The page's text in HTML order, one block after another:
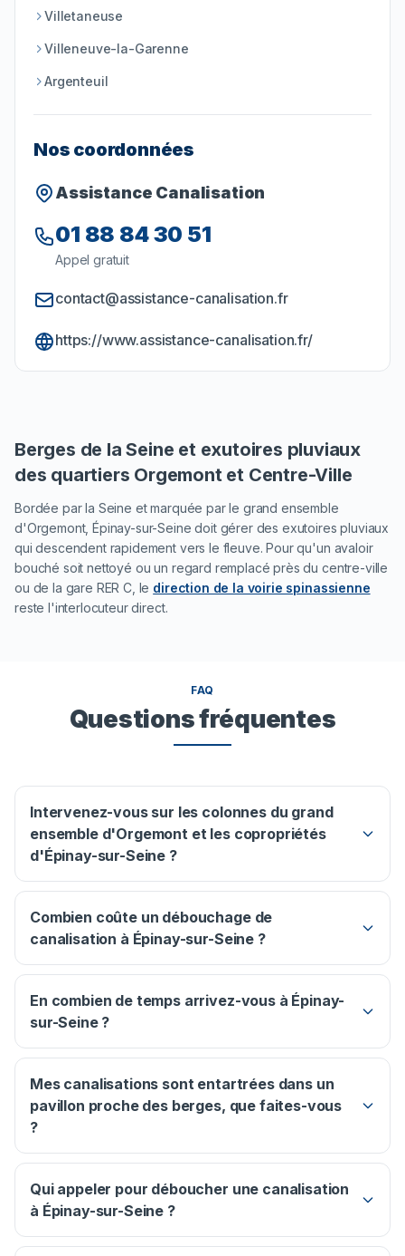
Villetaneuse
Villeneuve-la-Garenne
Argenteuil
Nos coordonnées
Assistance Canalisation
01 88 84 30 51
Appel gratuit
contact@assistance-canalisation.fr
https://www.assistance-canalisation.fr/
Berges de la Seine et exutoires pluviaux
des quartiers Orgemont et Centre-Ville
Bordée par la Seine et marquée par le grand ensemble
d'Orgemont, Épinay-sur-Seine doit gérer des exutoires pluviaux
qui descendent rapidement vers le fleuve. Pour qu'un avaloir
bouché soit nettoyé ou un regard remplacé près du centre-ville
ou de la gare RER C, le direction de la voirie spinassienne
reste l'interlocuteur direct.
FAQ
Questions fréquentes
Intervenez-vous sur les colonnes du grand
ensemble d'Orgemont et les copropriétés
d'Épinay-sur-Seine ?
Combien coûte un débouchage de
canalisation à Épinay-sur-Seine ?
En combien de temps arrivez-vous à Épinay-
sur-Seine ?
Mes canalisations sont entartrées dans un
pavillon proche des berges, que faites-vous
?
Qui appeler pour déboucher une canalisation
à Épinay-sur-Seine ?